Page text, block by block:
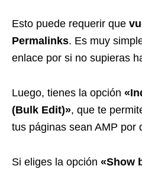
Esto puede requerir que
Permalinks. Es muy
enlace por si no supieras
Luego, tienes la opción
(Bulk Edit)», que te
tus páginas sean AMP por
Si eliges la opción «Show